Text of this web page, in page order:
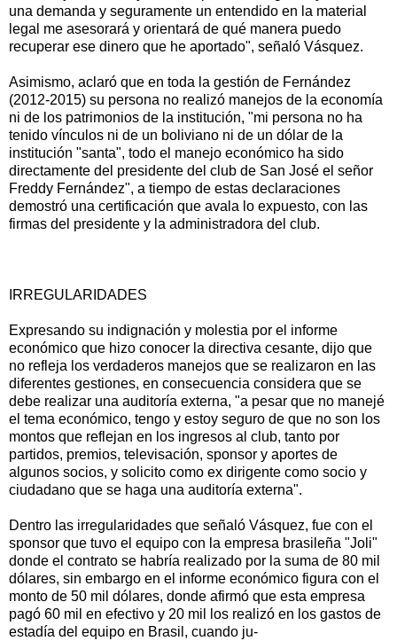
una demanda y seguramente un entendido en la material
legal me asesorará y orientará de qué manera puedo
recuperar ese dinero que he aportado", señaló Vásquez.
Asimismo, aclaró que en toda la gestión de Fernández
(2012-2015) su persona no realizó manejos de la economía
ni de los patrimonios de la institución, "mi persona no ha
tenido vínculos ni de un boliviano ni de un dólar de la
institución "santa", todo el manejo económico ha sido
directamente del presidente del club de San José el señor
Freddy Fernández", a tiempo de estas declaraciones
demostró una certificación que avala lo expuesto, con las
firmas del presidente y la administradora del club.
IRREGULARIDADES
Expresando su indignación y molestia por el informe
económico que hizo conocer la directiva cesante, dijo que
no refleja los verdaderos manejos que se realizaron en las
diferentes gestiones, en consecuencia considera que se
debe realizar una auditoría externa, "a pesar que no manejé
el tema económico, tengo y estoy seguro de que no son los
montos que reflejan en los ingresos al club, tanto por
partidos, premios, televisación, sponsor y aportes de
algunos socios, y solicito como ex dirigente como socio y
ciudadano que se haga una auditoría externa".
Dentro las irregularidades que señaló Vásquez, fue con el
sponsor que tuvo el equipo con la empresa brasileña "Joli"
donde el contrato se habría realizado por la suma de 80 mil
dólares, sin embargo en el informe económico figura con el
monto de 50 mil dólares, donde afirmó que esta empresa
pagó 60 mil en efectivo y 20 mil los realizó en los gastos de
estadía del equipo en Brasil, cuando ju-